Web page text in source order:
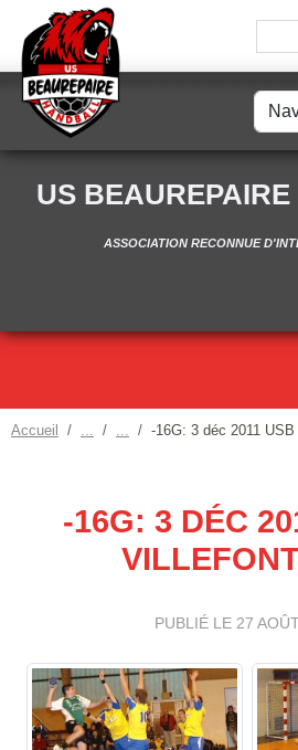
US
ASSOCIATION RECONNUE
Accueil -16G: 3 déc 2011
-16G: 3 DÉC
PUBLIÉ LE 27
Panneau de gestion des cookies